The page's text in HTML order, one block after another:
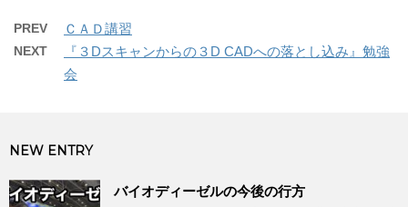
PREV ＣＡＤ講習
NEXT
『３Dスキャンからの３D CADへの落とし込み』勉強
会
NEW ENTRY
バイオディーゼルの今後の行方